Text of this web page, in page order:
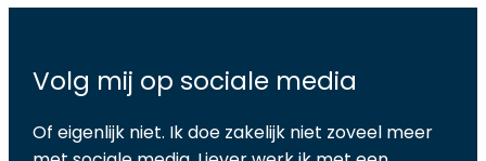
Volg mij op sociale media
Of eigenlijk niet. Ik doe zakelijk niet zoveel meer